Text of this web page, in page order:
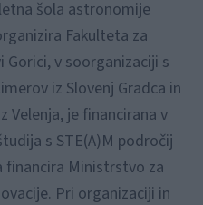
šola astronomije
Fakulteta za
Gorici, v soorganizaciji s
iz Slovenj Gradca in
Velenja, je financirana v
s STE(A)M področij
financira Ministrstvo za
Pri organizaciji in